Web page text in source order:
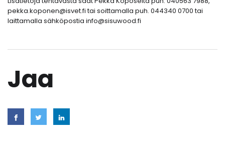
pekka.koponen@isvet.fi tai soittamalla puh. 044340 0700 tai
laittamalla sähköpostia info@sisuwood.fi
Jaa